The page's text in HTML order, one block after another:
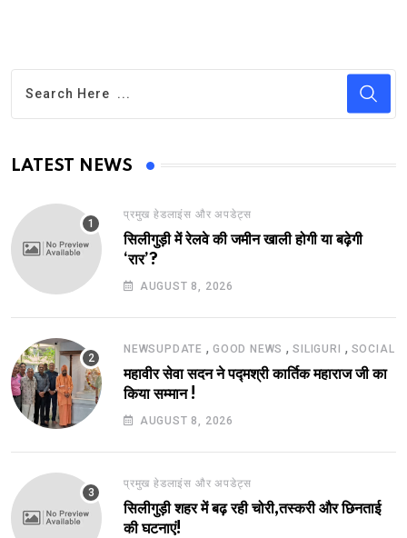
LATEST NEWS
प्रमुख हेडलाइंस और अपडेट्स
सिलीगुड़ी में रेलवे की जमीन खाली होगी या बढ़ेगी
‘रार’?
AUGUST 8, 2026
NEWSUPDATE , GOOD NEWS ,SILIGURI , SOCIAL
महावीर सेवा सदन ने पद्मश्री कार्तिक महाराज जी का
किया सम्मान !
AUGUST 8, 2026
प्रमुख हेडलाइंस और अपडेट्स
सिलीगुड़ी शहर में बढ़ रही चोरी,तस्करी और छिनताई
की घटनाएं!